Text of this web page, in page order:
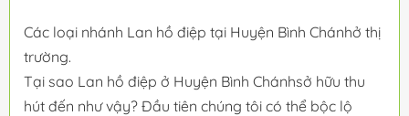
Các loại nhánh Lan hồ điệp tại Huyện Bình Chánhở thị
trường.
Tại sao Lan hồ điệp ở Huyện Bình Chánhsở hữu thu
hút đến như vậy? Đầu tiên chúng tôi có thể bộc lộ